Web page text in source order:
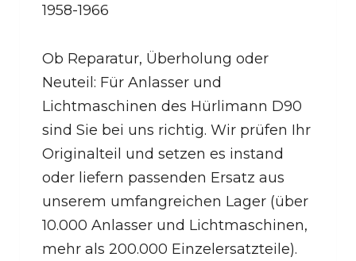
1958-1966
Ob Reparatur, Überholung oder
Neuteil: Für Anlasser und
Lichtmaschinen des Hürlimann D90
sind Sie bei uns richtig. Wir prüfen Ihr
Originalteil und setzen es instand
oder liefern passenden Ersatz aus
unserem umfangreichen Lager (über
10.000 Anlasser und Lichtmaschinen,
mehr als 200.000 Einzelersatzteile).